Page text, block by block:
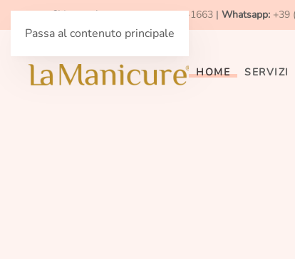
Passa al contenuto principale
Chiama adesso:+39 (091) 893-1663 | Whatsapp: +39
HOME SERVIZI